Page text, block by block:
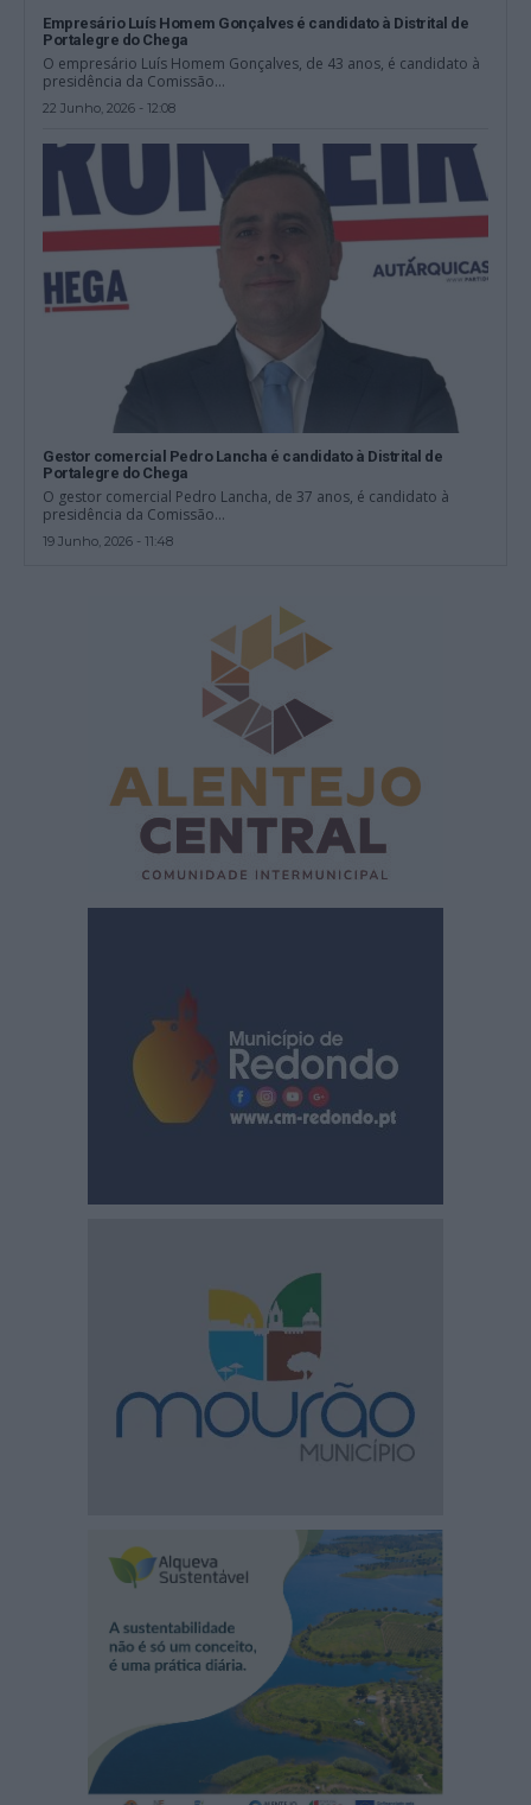
Empresário Luís Homem Gonçalves é candidato à Distrital de
Portalegre do Chega
O empresário Luís Homem Gonçalves, de 43 anos, é candidato à
presidência da Comissão...
22 Junho, 2026 - 12:08
Gestor comercial Pedro Lancha é candidato à Distrital de
Portalegre do Chega
O gestor comercial Pedro Lancha, de 37 anos, é candidato à
presidência da Comissão...
19 Junho, 2026 - 11:48